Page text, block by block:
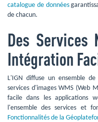
catalogue de données
de chacun.
Des Services
Intégration
L'IGN diffuse un ensemble
services d'images WMS (Web
facile dans les applications
l'ensemble des services et
Fonctionnalités de la